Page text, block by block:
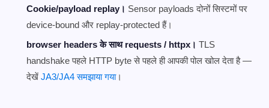
Cookie/payload replay। Sensor payloads दोनों सिस्टमों पर
device-bound और replay-protected हैं।
browser headers के साथ requests / httpx। TLS
handshake पहले HTTP byte से पहले ही आपकी पोल खोल देता है —
देखें JA3/JA4 समझाया गया।